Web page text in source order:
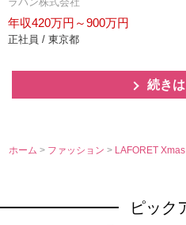
年収420万円～900万円
正社員 / 東京都
続き
ホーム > ファッション> LAFORET
ピック